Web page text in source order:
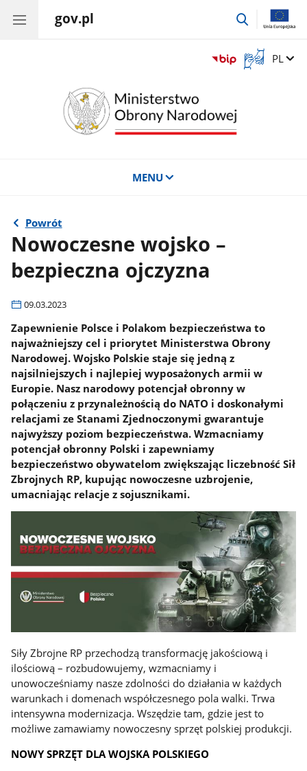
gov.pl
przejdź
Otwórz
okno
Zmień
PL
MENU
Powrót
Nowoczesne wojsko –
bezpieczna ojczyzna
09.03.2023
Zapewnienie Polsce i Polakom bezpieczeństwa to
najważniejszy cel i priorytet Ministerstwa Obrony
Narodowej. Wojsko Polskie staje się jedną z
najsilniejszych i najlepiej wyposażonych armii w
Europie. Nasz narodowy potencjał obronny w
połączeniu z przynależnością do NATO i doskonałymi
relacjami ze Stanami Zjednoczonymi gwarantuje
najwyższy poziom bezpieczeństwa. Wzmacniamy
potencjał obronny Polski i zapewniamy
bezpieczeństwo obywatelom zwiększając liczebność Sił
Zbrojnych RP, kupując nowoczesne uzbrojenie,
umacniając relacje z sojusznikami.
Siły Zbrojne RP przechodzą transformację jakościową i
ilościową – rozbudowujemy, wzmacniamy i
unowocześniamy nasze zdolności do działania w każdych
warunkach i domenach współczesnego pola walki. Trwa
intensywna modernizacja. Wszędzie tam, gdzie jest to
możliwe zamawiamy nowoczesny sprzęt polskiej produkcji.
NOWY SPRZĘT DLA WOJSKA POLSKIEGO